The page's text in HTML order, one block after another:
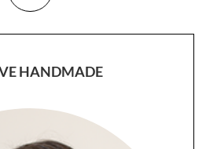
HANDMADE